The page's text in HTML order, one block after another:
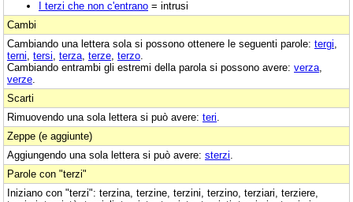
I terzi che non c'entrano = intrusi
Cambi
Cambiando una lettera sola si possono ottenere le seguenti parole: tergi
terni tersi terza terze terzo
Cambiando entrambi gli estremi della parola si possono avere: verza
verze
Scarti
Rimuovendo una sola lettera si può avere: teri
Zeppe (e aggiunte)
Aggiungendo una sola lettera si può avere: sterzi
Parole con "terzi"
Iniziano con "terzi": terzina, terzine, terzini, terzino, terziari, terziere,